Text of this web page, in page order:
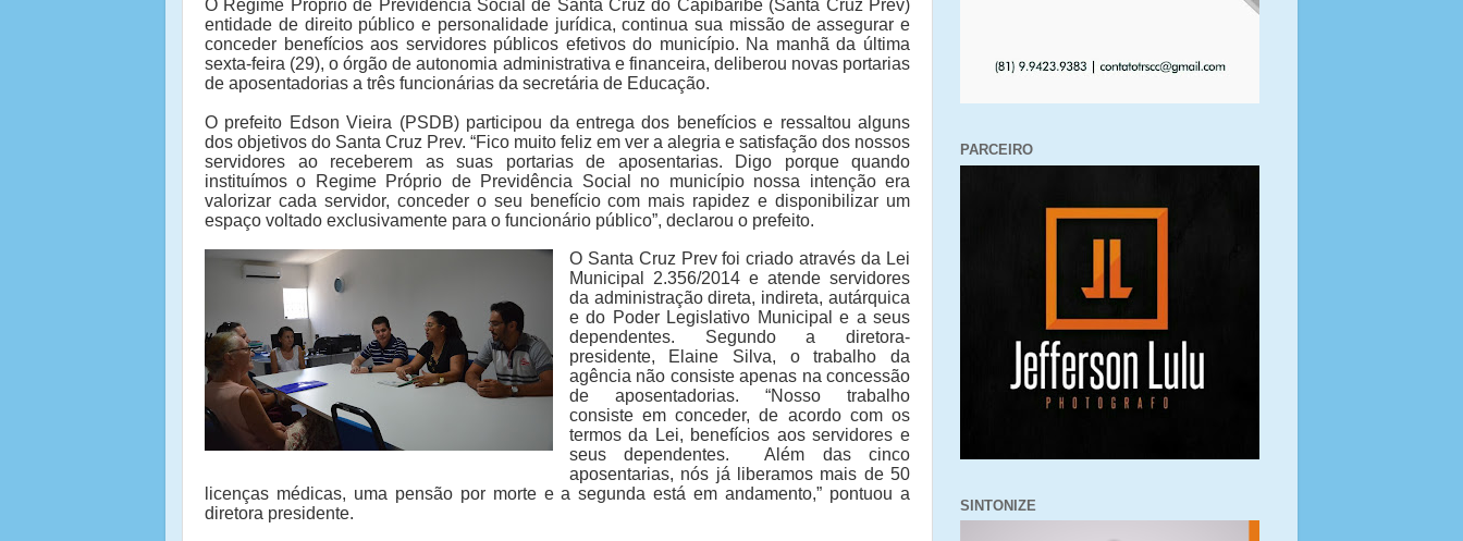
O Regime Próprio de Previdência Social de Santa Cruz do Capibaribe (Santa Cruz Prev)
entidade de direito público e personalidade jurídica, continua sua missão de assegurar e
conceder benefícios aos servidores públicos efetivos do município. Na manhã da última
sexta-feira (29), o órgão de autonomia administrativa e financeira, deliberou novas portarias
de aposentadorias a três funcionárias da secretária de Educação.
O prefeito Edson Vieira (PSDB) participou da entrega dos benefícios e ressaltou alguns
dos objetivos do Santa Cruz Prev. “Fico muito feliz em ver a alegria e satisfação dos nossos
servidores ao receberem as suas portarias de aposentarias. Digo porque quando
instituímos o Regime Próprio de Previdência Social no município nossa intenção era
valorizar cada servidor, conceder o seu benefício com mais rapidez e disponibilizar um
espaço voltado exclusivamente para o funcionário público”, declarou o prefeito.
O Santa Cruz Prev foi criado através da Lei
Municipal 2.356/2014 e atende servidores
da administração direta, indireta, autárquica
e do Poder Legislativo Municipal e a seus
dependentes. Segundo a diretora-
presidente, Elaine Silva, o trabalho da
agência não consiste apenas na concessão
de aposentadorias. “Nosso trabalho
consiste em conceder, de acordo com os
termos da Lei, benefícios aos servidores e
seus dependentes. Além das cinco
aposentarias, nós já liberamos mais de 50
licenças médicas, uma pensão por morte e a segunda está em andamento,” pontuou a
diretora presidente.
PARCEIRO
SINTONIZE